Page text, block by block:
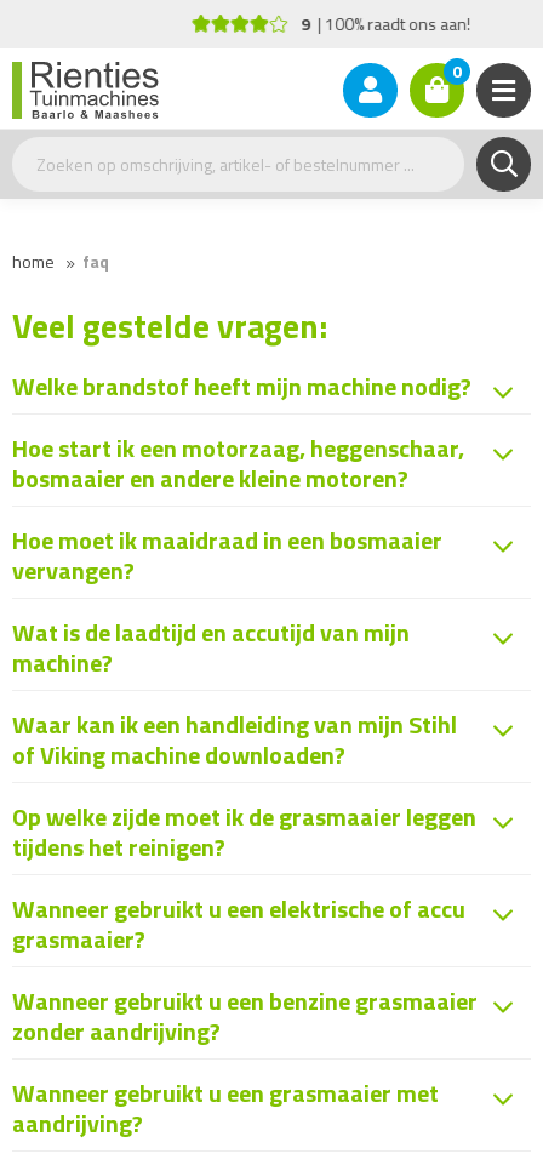
9 100% raadt ons aan!
0
home faq
Veel gestelde vragen:
Welke brandstof heeft mijn machine nodig?
Hoe start ik een motorzaag, heggenschaar,
bosmaaier en andere kleine motoren?
Hoe moet ik maaidraad in een bosmaaier
vervangen?
Wat is de laadtijd en accutijd van mijn
machine?
Waar kan ik een handleiding van mijn Stihl
of Viking machine downloaden?
Op welke zijde moet ik de grasmaaier leggen
tijdens het reinigen?
Wanneer gebruikt u een elektrische of accu
grasmaaier?
Wanneer gebruikt u een benzine grasmaaier
zonder aandrijving?
Wanneer gebruikt u een grasmaaier met
aandrijving?